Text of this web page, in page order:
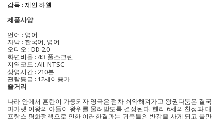
감독 : 제인 하웰
제품사양
언어 : 영어
자막 : 한국어, 영어
오디오 : DD 2.0
화면비율 : 4:3 풀스크린
지역코드 : All. NTSC
상영시간 : 210분
관람등급 : 12세이용가
줄거리
나라 안에서 혼란이 가중되자 영국은 점차 쇠약해져가고 왕권다툼은 결국
마가렛 여왕의 아들이 왕위를 물려받도록 결정된다. 헨리 6세의 친정과 대
프랑스 평화정책으로 인한 이러한결과는 귀족들의 반감을 사게 되고 불만